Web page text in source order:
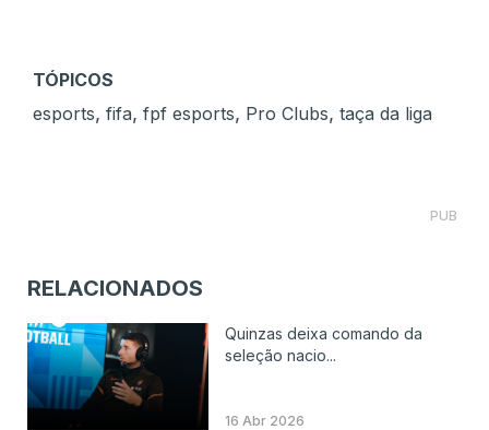
TÓPICOS
esports, fifa, fpf esports, Pro Clubs, taça da liga
PUB
RELACIONADOS
Quinzas deixa comando da
seleção nacio...
16 Abr 2026